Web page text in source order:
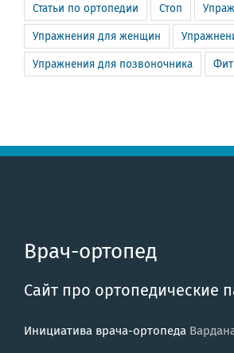
Статьи по ортопедии Стоп
Упражнения для женщин
Упражнения для позвоночника
Врач-ортопед
Сайт про ортопедические
Инициатива врача-ортопеда